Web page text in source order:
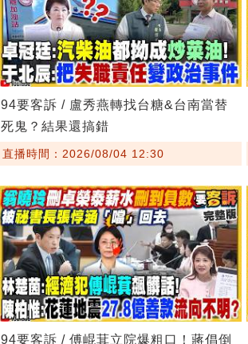
94要客訴 / 盧秀燕轉找台糖&台南當替
死鬼？結果還搞錯
直播時間：2026/08/04 12:30
94要客訴 / 傅崐萁立院爆粗口！蔣倡倒